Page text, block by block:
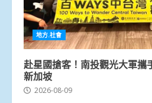
地方.社會
赴星國搶客！南投觀光大軍攜
新加坡
2026-08-09